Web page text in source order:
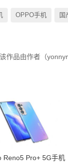
OPPO手机 国
作品由作者（
Reno5 Pro+ 5G手机